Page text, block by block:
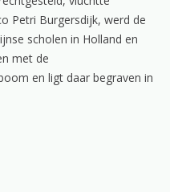
Petri Burgersdijk, werd de
scholen in Holland en
met de
en ligt daar begraven in